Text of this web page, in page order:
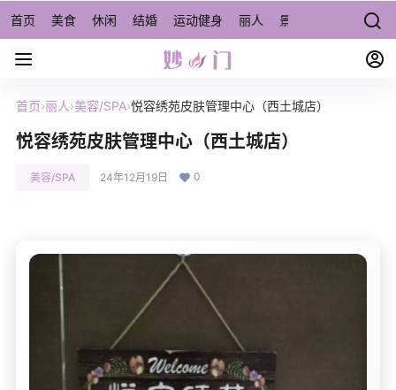
首页 美食 休闲 结婚 运动健身 丽人 景点/周边游 宠物
首页›丽人›美容/SPA›悦容绣苑皮肤管理中心（西土城店）
悦容绣苑皮肤管理中心（西土城店）
美容/SPA 24年12月19日 0